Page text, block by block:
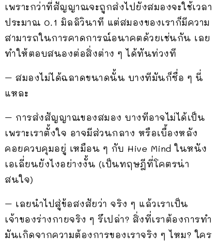
เพราะกว่าที่สัญญาณจะถูกส่งไปยังสมองจะใช้เวลา
ประมาณ 0.1 มิลลิวินาที แต่สมองของเราก็มีความ
สามารถในการคาดการณ์อนาคตด้วยเช่นกัน เลย
ทำให้ตอบสนองต่อสิ่งต่าง ๆ ได้ทันท่วงที
– สมองไม่ได้ฉลาดขนาดนั้น บางทีมันก็ซื่อ ๆ นี่
แหละ
– การส่งสัญญาณของสมอง บางทีอาจไม่ได้เป็น
เพราะเราตั้งใจ อาจมีส่วนกลาง หรือเบื้องหลัง
คอยควบคุมอยู่ เหมือน ๆ กับ Hive Mind ในหนัง
เอเลี่ยนยังไงอย่างงั้น (เป็นทฤษฎีที่โคตรน่า
สนใจ)
– เลยนำไปสู่ข้อสงสัยว่า จริง ๆ แล้วเราเป็น
เจ้าของร่างกายจริง ๆ รึเปล่า? สิ่งที่เราต้องการทำ
มันเกิดจากความต้องการของเราจริง ๆ ไหม? ใคร